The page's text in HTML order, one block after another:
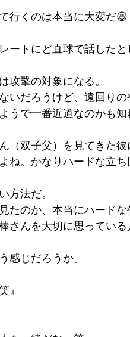
行くのは本当に大変だ😆
ートにど直球で話した
攻撃の対象になる。
いだろうけど、遠回りの
うで一番近道なのかも知
（双子父）を見てきた彼
ね。かなりハードな立ち
方法だ。
たのか、本当にハードな
さんを大切に思っている
感じだろうか。
』